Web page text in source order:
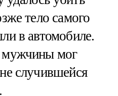
тело самого
в автомобиле.
мог
случившейся